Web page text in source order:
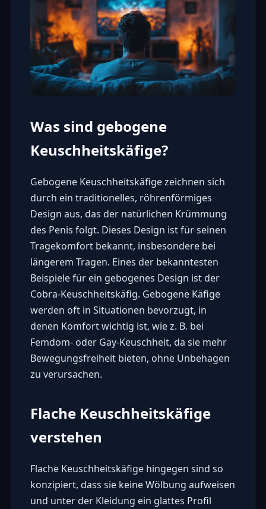
Was sind gebogene
Keuschheitskäfige?
Gebogene Keuschheitskäfige zeichnen sich
durch ein traditionelles, röhrenförmiges
Design aus, das der natürlichen Krümmung
des Penis folgt. Dieses Design ist für seinen
Tragekomfort bekannt, insbesondere bei
längerem Tragen. Eines der bekanntesten
Beispiele für ein gebogenes Design ist der
Cobra-Keuschheitskäfig. Gebogene Käfige
werden oft in Situationen bevorzugt, in
denen Komfort wichtig ist, wie z. B. bei
Femdom- oder Gay-Keuschheit, da sie mehr
Bewegungsfreiheit bieten, ohne Unbehagen
zu verursachen.
Flache Keuschheitskäfige
verstehen
Flache Keuschheitskäfige hingegen sind so
konzipiert, dass sie keine Wölbung aufweisen
und unter der Kleidung ein glattes Profil